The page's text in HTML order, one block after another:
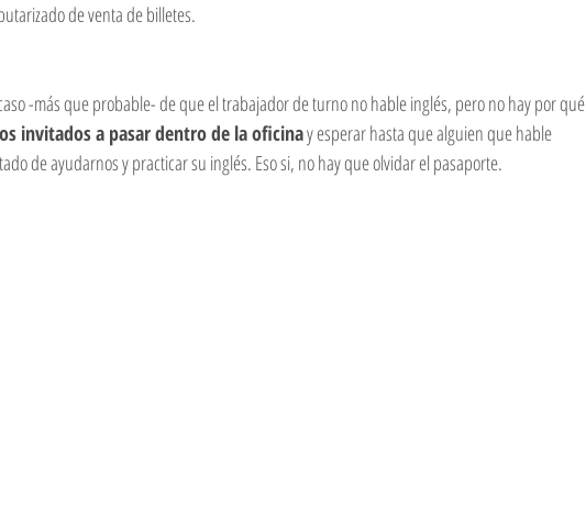
de venta de billetes.
-más que probable- de que el trabajador de turno no hable inglés, pero no hay por qué
invitados a pasar dentro de la oficina y esperar hasta que alguien que hable
de ayudarnos y practicar su inglés. Eso si, no hay que olvidar el pasaporte.